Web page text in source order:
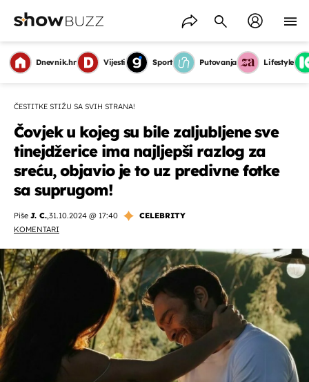
Dnevnik.hr Vijesti Sport Putovanja Lifestyle
ČESTITKE STIŽU SA SVIH STRANA!
Čovjek u kojeg su bile zaljubljene sve
tinejdžerice ima najljepši razlog za
sreću, objavio je to uz predivne fotke
sa suprugom!
Piše J. C.,31.10.2024 @ 17:40
CELEBRITY
KOMENTARI
OMOGUĆI OBAVIJESTI